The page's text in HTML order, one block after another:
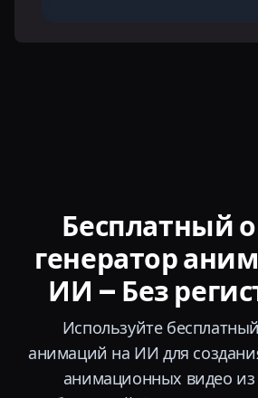
Бесплатный
генератор
ИИ – Без
Используйте
анимаций на ИИ для
анимационных видео из